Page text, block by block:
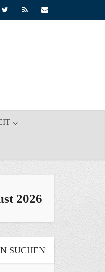
2026
SUCHEN